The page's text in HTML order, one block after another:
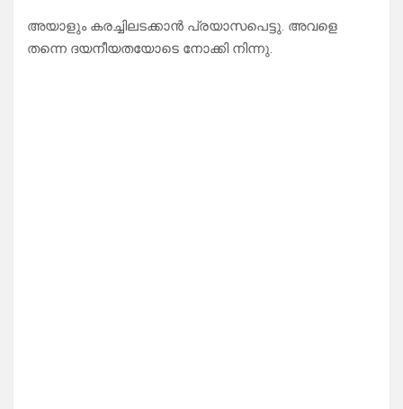
അയാളും കരച്ചിലടക്കാൻ പ്രയാസപെട്ടു. അവളെ
തന്നെ ദയനീയതയോടെ നോക്കി നിന്നു.